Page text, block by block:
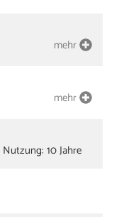
mehr
mehr
10 Jahre